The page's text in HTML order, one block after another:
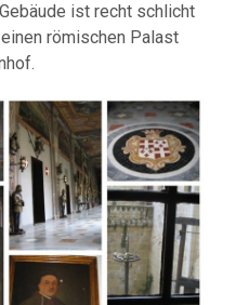
ist recht schlicht
römischen Palast